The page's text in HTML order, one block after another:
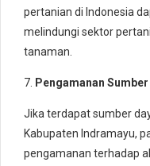
pertanian di Indonesia
melindungi sektor
tanaman.
7. Pengamanan
Jika terdapat sumber
Kabupaten Indramayu,
pengamanan terhadap